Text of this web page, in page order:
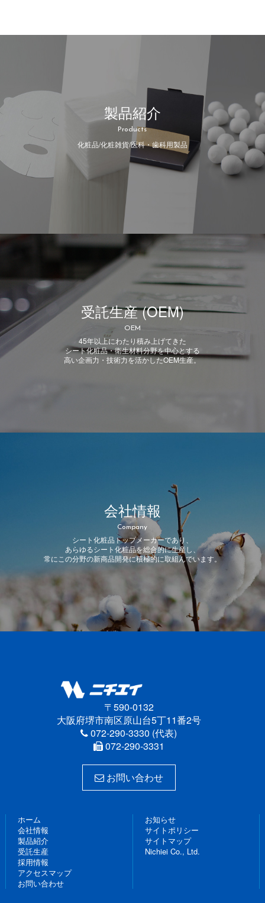
製品紹介
Products
化粧品/化粧雑貨/医科・歯科用製品
受託生産 (OEM)
OEM
45年以上にわたり積み上げてきた
シート化粧品・衛生材料分野を中心とする
高い企画力・技術力を活かしたOEM生産。
会社情報
Company
シート化粧品トップメーカーであり、
あらゆるシート化粧品を総合的に生産し、
常にこの分野の新商品開発に積極的に取組んでいます。
〒590-0132
大阪府堺市南区原山台5丁11番2号
072-290-3330 (代表)
072-290-3331
お問い合わせ
ホーム
会社情報
製品紹介
受託生産
採用情報
アクセスマップ
お問い合わせ
お知らせ
サイトポリシー
サイトマップ
Nichiei Co., Ltd.